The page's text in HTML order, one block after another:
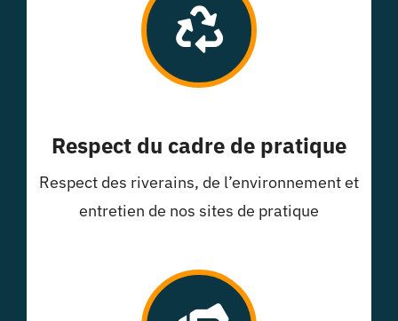
Respect du cadre de pratique
Respect des riverains, de l’environnement et
entretien de nos sites de pratique